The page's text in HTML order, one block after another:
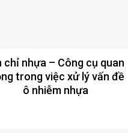
chỉ nhựa – Công cụ quan
trong việc xử lý vấn đề
ô nhiễm nhựa